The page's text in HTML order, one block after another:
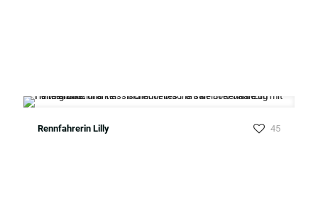
Rennfahrerin Lilly 45